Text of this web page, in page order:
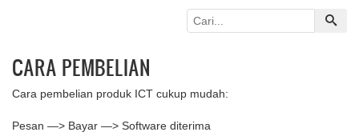
CARA PEMBELIAN
Cara pembelian produk ICT cukup mudah:
Pesan —> Bayar —> Software diterima